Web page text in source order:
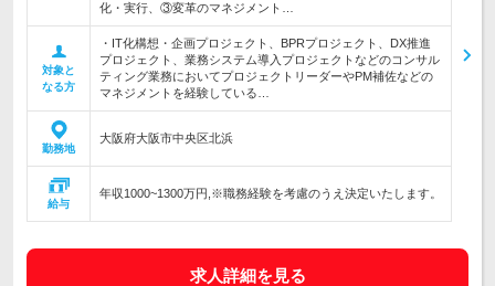
化・実行、③変革のマネジメント…
対象と
なる方
・IT化構想・企画プロジェクト、BPRプロジェクト、DX推進
プロジェクト、業務システム導入プロジェクトなどのコンサル
ティング業務においてプロジェクトリーダーやPM補佐などの
マネジメントを経験している…
勤務地
大阪府大阪市中央区北浜
給与
年収1000~1300万円,※職務経験を考慮のうえ決定いたします。
求人詳細を見る